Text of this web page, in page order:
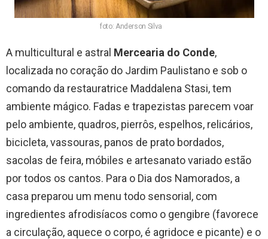
foto: Anderson Silva
A multicultural e astral Mercearia do Conde,
localizada no coração do Jardim Paulistano e sob o
comando da restauratrice Maddalena Stasi, tem
ambiente mágico. Fadas e trapezistas parecem voar
pelo ambiente, quadros, pierrôs, espelhos, relicários,
bicicleta, vassouras, panos de prato bordados,
sacolas de feira, móbiles e artesanato variado estão
por todos os cantos. Para o Dia dos Namorados, a
casa preparou um menu todo sensorial, com
ingredientes afrodisíacos como o gengibre (favorece
a circulação, aquece o corpo, é agridoce e picante) e o